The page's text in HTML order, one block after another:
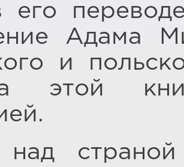
его
Адама
и
этой
над